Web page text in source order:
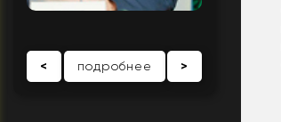
< подробнее >